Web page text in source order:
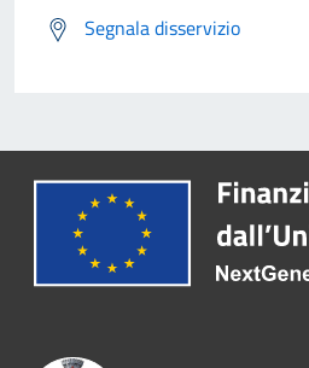
Segnala disservizio